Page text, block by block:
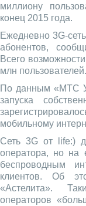
миллиону
конец 2015 года.
Ежедневно 3G-
абонентов,
Всего
млн пользователей.
По данным «МТС
запуска
мобильному
Сеть 3G от life:)
оператора, но на
беспроводным
клиентов. Об
«Астелита».
операторов